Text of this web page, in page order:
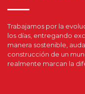
Trabajamos por la
los días, entregando
manera sostenible,
construcción de un
realmente marcan la